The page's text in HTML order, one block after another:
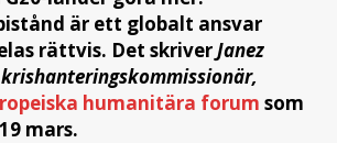
är ett globalt ansvar
rättvis. Det skriverJanez
krishanteringskommissionär,
humanitära forum som
mars.